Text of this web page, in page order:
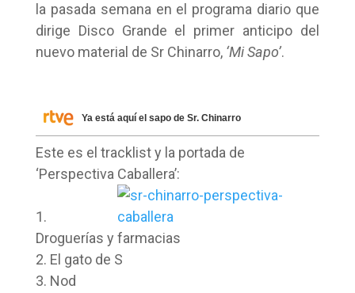
la pasada semana en el programa diario que
dirige Disco Grande el primer anticipo del
nuevo material de Sr Chinarro, ‘Mi Sapo’.
Ya está aquí el sapo de Sr. Chinarro
Este es el tracklist y la portada de
‘Perspectiva Caballera’:
1.
Droguerías y farmacias
2. El gato de S
3. Nod